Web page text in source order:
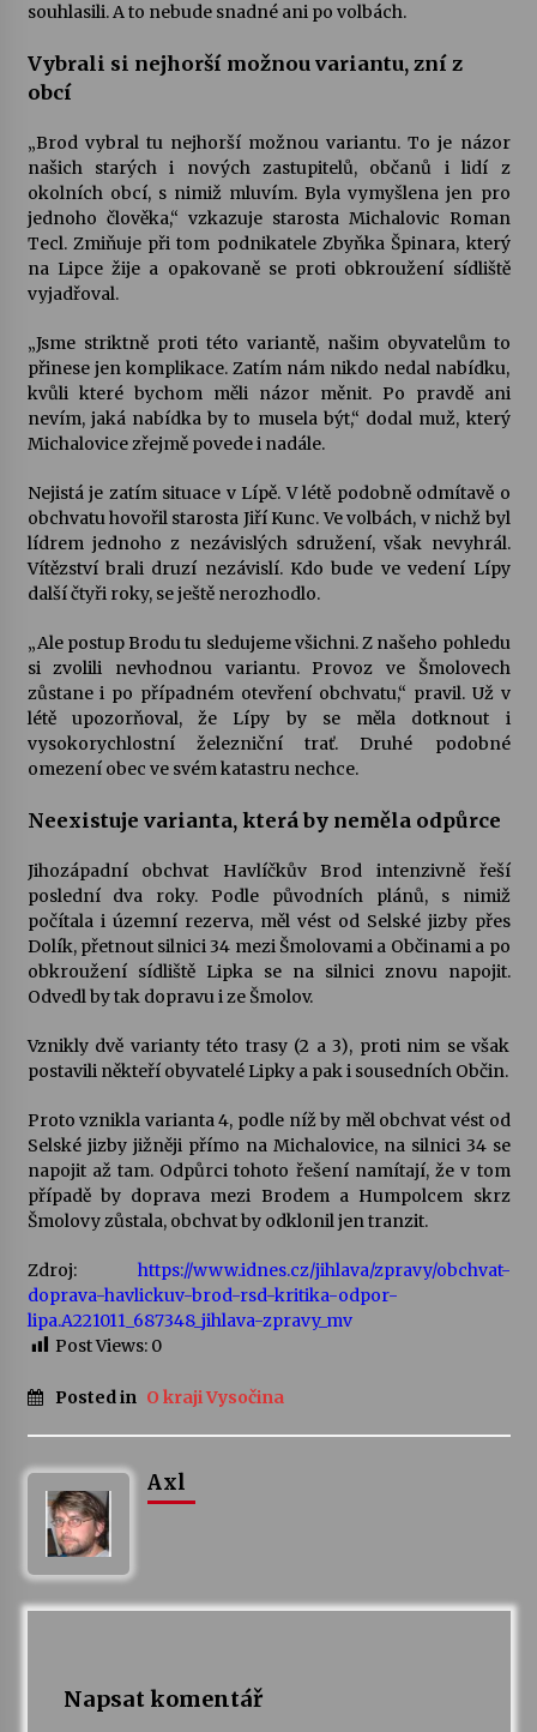
souhlasili. A to nebude snadné ani po volbách.
Vybrali si nejhorší možnou variantu, zní z
obcí
„Brod vybral tu nejhorší možnou variantu. To je názor
našich starých i nových zastupitelů, občanů i lidí z
okolních obcí, s nimiž mluvím. Byla vymyšlena jen pro
jednoho člověka,“ vzkazuje starosta Michalovic Roman
Tecl. Zmiňuje při tom podnikatele Zbyňka Špinara, který
na Lipce žije a opakovaně se proti obkroužení sídliště
vyjadřoval.
„Jsme striktně proti této variantě, našim obyvatelům to
přinese jen komplikace. Zatím nám nikdo nedal nabídku,
kvůli které bychom měli názor měnit. Po pravdě ani
nevím, jaká nabídka by to musela být,“ dodal muž, který
Michalovice zřejmě povede i nadále.
Nejistá je zatím situace v Lípě. V létě podobně odmítavě o
obchvatu hovořil starosta Jiří Kunc. Ve volbách, v nichž byl
lídrem jednoho z nezávislých sdružení, však nevyhrál.
Vítězství brali druzí nezávislí. Kdo bude ve vedení Lípy
další čtyři roky, se ještě nerozhodlo.
„Ale postup Brodu tu sledujeme všichni. Z našeho pohledu
si zvolili nevhodnou variantu. Provoz ve Šmolovech
zůstane i po případném otevření obchvatu,“ pravil. Už v
létě upozorňoval, že Lípy by se měla dotknout i
vysokorychlostní železniční trať. Druhé podobné
omezení obec ve svém katastru nechce.
Neexistuje varianta, která by neměla odpůrce
Jihozápadní obchvat Havlíčkův Brod intenzivně řeší
poslední dva roky. Podle původních plánů, s nimiž
počítala i územní rezerva, měl vést od Selské jizby přes
Dolík, přetnout silnici 34 mezi Šmolovami a Občinami a po
obkroužení sídliště Lipka se na silnici znovu napojit.
Odvedl by tak dopravu i ze Šmolov.
Vznikly dvě varianty této trasy (2 a 3), proti nim se však
postavili někteří obyvatelé Lipky a pak i sousedních Občin.
Proto vznikla varianta 4, podle níž by měl obchvat vést od
Selské jizby jižněji přímo na Michalovice, na silnici 34 se
napojit až tam. Odpůrci tohoto řešení namítají, že v tom
případě by doprava mezi Brodem a Humpolcem skrz
Šmolovy zůstala, obchvat by odklonil jen tranzit.
Zdroj: https://www.idnes.cz/jihlava/zpravy/obchvat-
doprava-havlickuv-brod-rsd-kritika-odpor-
lipa.A221011_687348_jihlava-zpravy_mv
Post Views: 0
Posted in O kraji Vysočina
Axl
Napsat komentář